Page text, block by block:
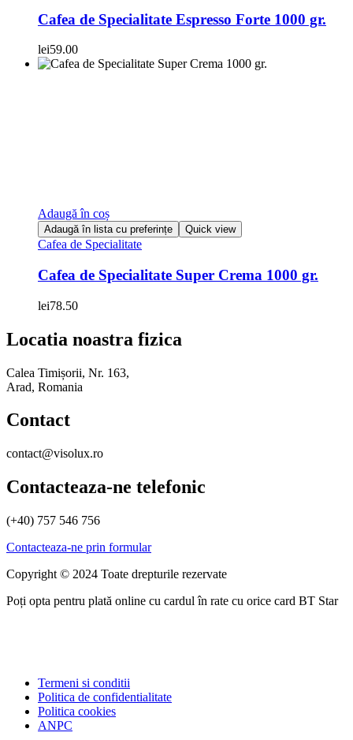
Cafea de Specialitate Espresso Forte 1000 gr.
lei59.00
Adaugă în coș
Adaugă în lista cu preferințe Quick view
Cafea de Specialitate
Cafea de Specialitate Super Crema 1000 gr.
lei78.50
Locatia noastra fizica
Calea Timișorii, Nr. 163,
Arad, Romania
Contact
contact@visolux.ro
Contacteaza-ne telefonic
(+40) 757 546 756
Contacteaza-ne prin formular
Copyright © 2024 Toate drepturile rezervate
Poți opta pentru plată online cu cardul în rate cu orice card BT Star
Termeni si conditii
Politica de confidentialitate
Politica cookies
ANPC